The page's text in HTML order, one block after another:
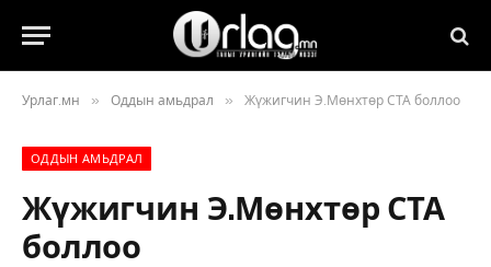
Урлаг.мн » Оддын амьдрал » Жүжигчин Э.Мөнхтөр СТА боллоо
ОДДЫН АМЬДРАЛ
Жүжигчин Э.Мөнхтөр СТА
боллоо